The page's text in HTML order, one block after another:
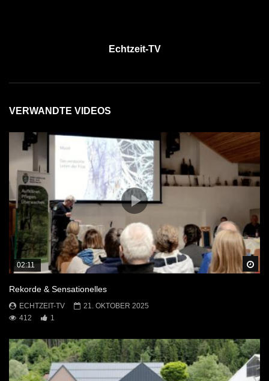
Echtzeit-TV
VERWANDTE VIDEOS
02:11
Rekorde & Sensationelles
ECHTZEIT-TV
21. OKTOBER 2025
412
1